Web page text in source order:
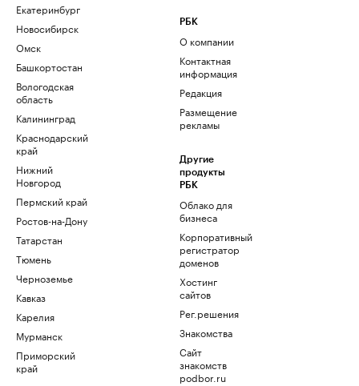
Екатеринбург
Новосибирск
Омск
Башкортостан
Вологодская
область
Калининград
Краснодарский
край
Нижний
Новгород
Пермский край
Ростов-на-Дону
Татарстан
Тюмень
Черноземье
Кавказ
Карелия
Мурманск
Приморский
край
РБК
О компании
Контактная
информация
Редакция
Размещение
рекламы
Другие
продукты
РБК
Облако для
бизнеса
Корпоративный
регистратор
доменов
Хостинг
сайтов
Рег.решения
Знакомства
Сайт
знакомств
podbor.ru